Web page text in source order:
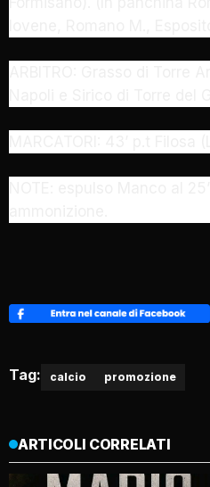
Tag: calcio promozione
ARTICOLI CORRELATI